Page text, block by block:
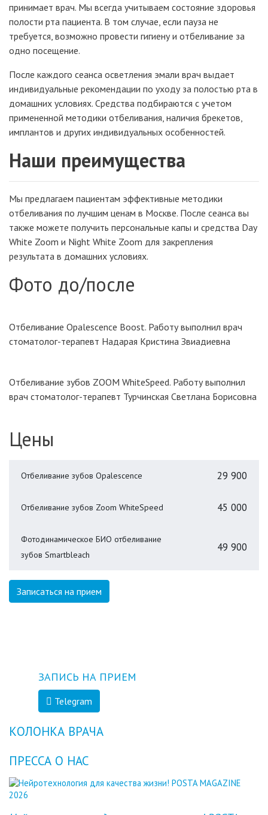
принимает врач. Мы всегда учитываем состояние здоровья
полости рта пациента. В том случае, если пауза не
требуется, возможно провести гигиену и отбеливание за
одно посещение.
После каждого сеанса осветления эмали врач выдает
индивидуальные рекомендации по уходу за полостью рта в
домашних условиях. Средства подбираются с учетом
примененной методики отбеливания, наличия брекетов,
имплантов и других индивидуальных особенностей.
Наши преимущества
Мы предлагаем пациентам эффективные методики
отбеливания по лучшим ценам в Москве. После сеанса вы
также можете получить персональные капы и средства Day
White Zoom и Night White Zoom для закрепления
результата в домашних условиях.
Фото до/после
Отбеливание Opalescence Boost. Работу выполнил врач
стоматолог-терапевт Надарая Кристина Звиадиевна
Отбеливание зубов ZOOM WhiteSpeed. Работу выполнил
врач стоматолог-терапевт Турчинская Светлана Борисовна
Цены
Отбеливание зубов Opalescence 29 900
Отбеливание зубов Zoom WhiteSpeed 45 000
Фотодинамическое БИО отбеливание
зубов Smartbleach
49 900
Записаться на прием
ЗАПИСЬ НА ПРИЕМ
Telegram
КОЛОНКА ВРАЧА
ПРЕССА О НАС